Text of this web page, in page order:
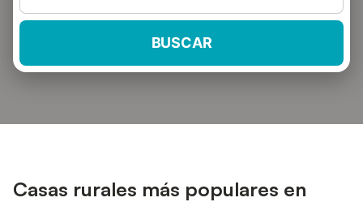
BUSCAR
Casas rurales más populares en